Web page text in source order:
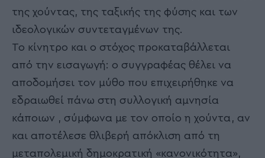
της χούντας, της ταξικής της φύσης και των
ιδεολογικών συντεταγμένων της.
Το κίνητρο και ο στόχος προκαταβάλλεται
από την εισαγωγή: ο συγγραφέας θέλει να
αποδομήσει τον μύθο που επιχειρήθηκε να
εδραιωθεί πάνω στη συλλογική αμνησία
κάποιων , σύμφωνα με τον οποίο η χούντα, αν
και αποτέλεσε θλιβερή απόκλιση από τη
μεταπολεμική δημοκρατική «κανονικότητα»,